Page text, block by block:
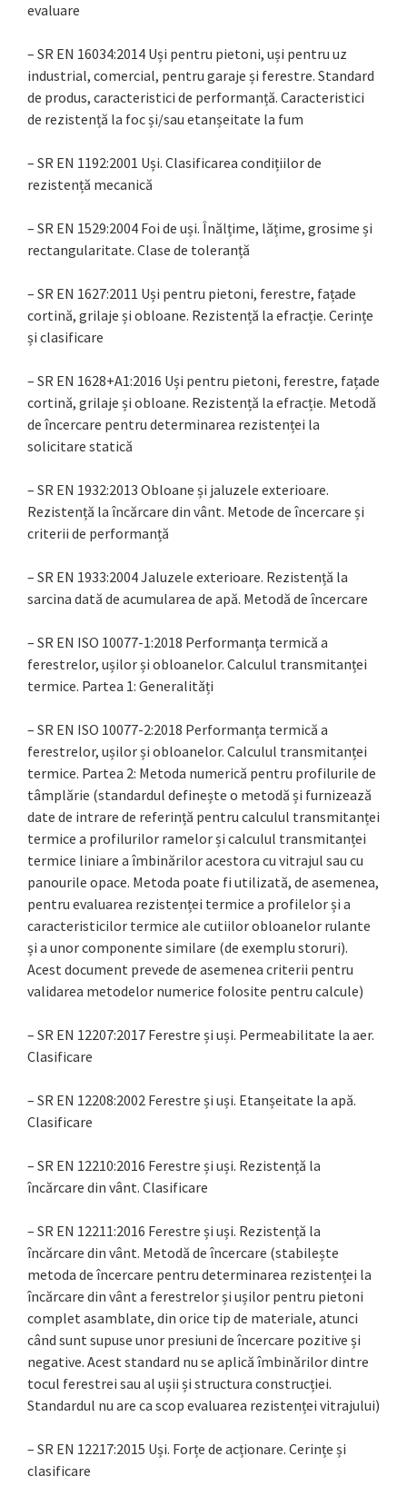
evaluare
– SR EN 16034:2014 Uși pentru pietoni, uși pentru uz
industrial, comercial, pentru garaje și ferestre. Standard
de produs, caracteristici de performanță. Caracteristici
de rezistență la foc și/sau etanșeitate la fum
– SR EN 1192:2001 Uși. Clasificarea condițiilor de
rezistență mecanică
– SR EN 1529:2004 Foi de uși. Înălțime, lățime, grosime și
rectangularitate. Clase de toleranță
– SR EN 1627:2011 Uși pentru pietoni, ferestre, fațade
cortină, grilaje și obloane. Rezistență la efracție. Cerințe
și clasificare
– SR EN 1628+A1:2016 Uși pentru pietoni, ferestre, fațade
cortină, grilaje și obloane. Rezistență la efracție. Metodă
de încercare pentru determinarea rezistenței la
solicitare statică
– SR EN 1932:2013 Obloane și jaluzele exterioare.
Rezistență la încărcare din vânt. Metode de încercare și
criterii de performanță
– SR EN 1933:2004 Jaluzele exterioare. Rezistență la
sarcina dată de acumularea de apă. Metodă de încercare
– SR EN ISO 10077-1:2018 Performanța termică a
ferestrelor, ușilor și obloanelor. Calculul transmitanței
termice. Partea 1: Generalități
– SR EN ISO 10077-2:2018 Performanța termică a
ferestrelor, ușilor și obloanelor. Calculul transmitanței
termice. Partea 2: Metoda numerică pentru profilurile de
tâmplărie (standardul definește o metodă și furnizează
date de intrare de referință pentru calculul transmitanței
termice a profilurilor ramelor și calculul transmitanței
termice liniare a îmbinărilor acestora cu vitrajul sau cu
panourile opace. Metoda poate fi utilizată, de asemenea,
pentru evaluarea rezistenței termice a profilelor și a
caracteristicilor termice ale cutiilor obloanelor rulante
și a unor componente similare (de exemplu storuri).
Acest document prevede de asemenea criterii pentru
validarea metodelor numerice folosite pentru calcule)
– SR EN 12207:2017 Ferestre și uși. Permeabilitate la aer.
Clasificare
– SR EN 12208:2002 Ferestre și uși. Etanșeitate la apă.
Clasificare
– SR EN 12210:2016 Ferestre și uși. Rezistență la
încărcare din vânt. Clasificare
– SR EN 12211:2016 Ferestre și uși. Rezistență la
încărcare din vânt. Metodă de încercare (stabilește
metoda de încercare pentru determinarea rezistenței la
încărcare din vânt a ferestrelor și ușilor pentru pietoni
complet asamblate, din orice tip de materiale, atunci
când sunt supuse unor presiuni de încercare pozitive și
negative. Acest standard nu se aplică îmbinărilor dintre
tocul ferestrei sau al ușii și structura construcției.
Standardul nu are ca scop evaluarea rezistenței vitrajului)
– SR EN 12217:2015 Uși. Forțe de acționare. Cerințe și
clasificare